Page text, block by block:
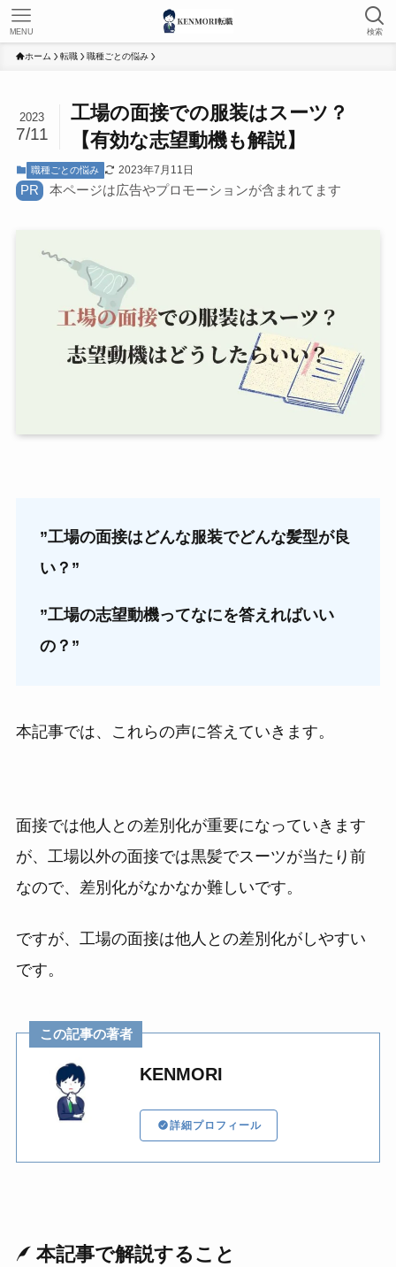
検索
MENU
ホーム 転職 職種ごとの悩み
工場の面接での服装はスーツ？
【有効な志望動機も解説】
2023
7/11
職種ごとの悩み 2023年7月11日
PR 本ページは広告やプロモーションが含まれてます
”工場の面接はどんな服装でどんな髪型が良
い？”
”工場の志望動機ってなにを答えればいい
の？”
本記事では、これらの声に答えていきます。
面接では他人との差別化が重要になっていきます
が、工場以外の面接では黒髪でスーツが当たり前
なので、差別化がなかなか難しいです。
ですが、工場の面接は他人との差別化がしやすい
です。
この記事の著者
KENMORI
詳細プロフィール
本記事で解説すること